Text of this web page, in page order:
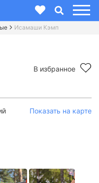
Исамаши Кэмп
В избранное
Показать на карте